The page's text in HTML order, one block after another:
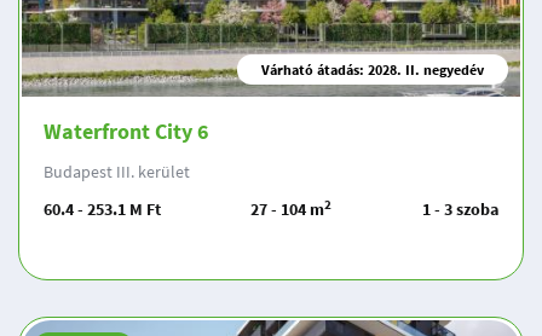
Várható átadás: 2028. II. negyedév
Waterfront City 6
Budapest III. kerület
60.4 - 253.1 M Ft
27 - 104 m2 1 - 3 szoba